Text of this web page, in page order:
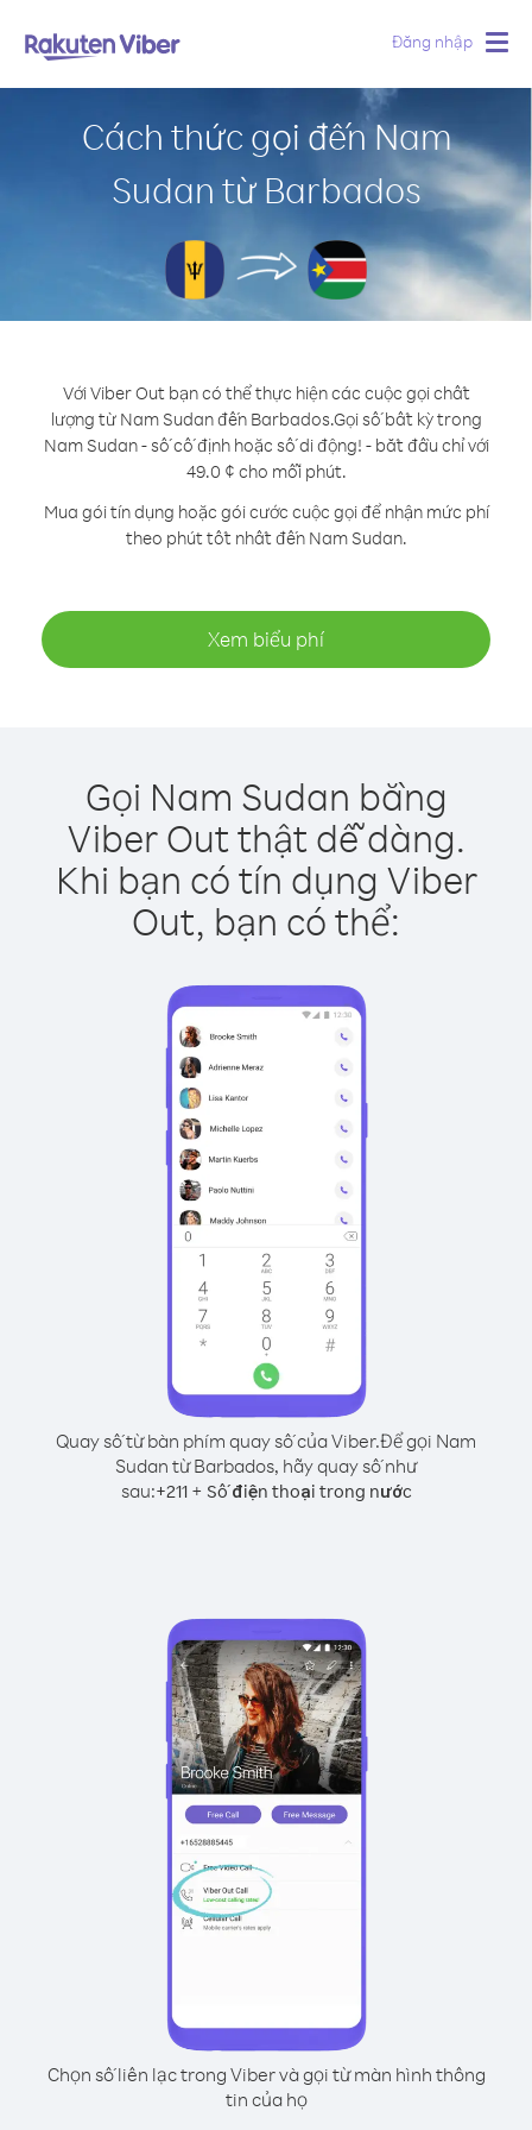
Đăng nhập
Cách thức gọi đến Nam
Sudan từ Barbados
Với Viber Out bạn có thể thực hiện các cuộc gọi chất
lượng từ Nam Sudan đến Barbados.Gọi số bất kỳ trong
Nam Sudan - số cố định hoặc số di động! - bắt đầu chỉ với
49.0 ¢ cho mỗi phút.
Mua gói tín dụng hoặc gói cước cuộc gọi để nhận mức phí
theo phút tốt nhất đến Nam Sudan.
Xem biểu phí
Gọi Nam Sudan bằng
Viber Out thật dễ dàng.
Khi bạn có tín dụng Viber
Out, bạn có thể:
Quay số từ bàn phím quay số của Viber.Để gọi Nam
Sudan từ Barbados, hãy quay số như
sau:+211+ Số điện thoại trong nước
Chọn số liên lạc trong Viber và gọi từ màn hình thông
tin của họ